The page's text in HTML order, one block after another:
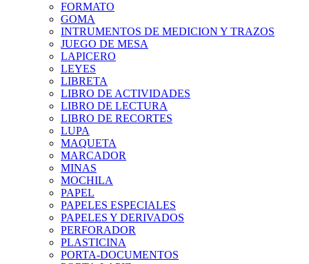
FORMATO
GOMA
INTRUMENTOS DE MEDICION Y TRAZOS
JUEGO DE MESA
LAPICERO
LEYES
LIBRETA
LIBRO DE ACTIVIDADES
LIBRO DE LECTURA
LIBRO DE RECORTES
LUPA
MAQUETA
MARCADOR
MINAS
MOCHILA
PAPEL
PAPELES ESPECIALES
PAPELES Y DERIVADOS
PERFORADOR
PLASTICINA
PORTA-DOCUMENTOS